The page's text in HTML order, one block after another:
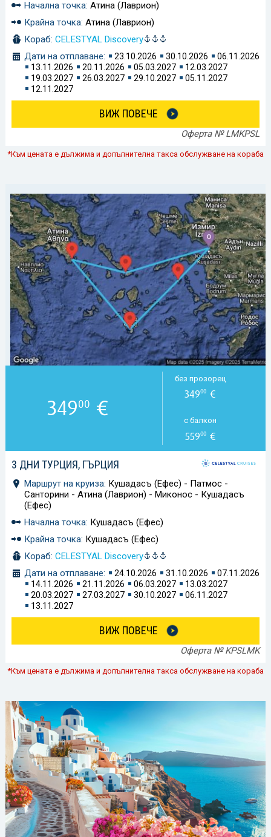
Начална точка: Атина (Лаврион)
Крайна точка: Атина (Лаврион)
Кораб: CELESTYAL Discovery
Дати на отплаване:
23.10.2026 30.10.2026
06.11.2026
13.11.2026
20.11.2026 05.03.2027
12.03.2027
19.03.2027
26.03.2027 29.10.2027
05.11.2027
12.11.2027
ВИЖ ПОВЕЧЕ
Оферта № LMKPSL
*Към цената е дължима и допълнителна такса обслужване на кораба
3 ДНИ ТУРЦИЯ, ГЪРЦИЯ
Маршрут на круиза: Кушадасъ (Ефес) - Патмос -
Санторини - Атина (Лаврион) - Миконос - Кушадасъ
(Ефес)
Начална точка: Кушадасъ (Ефес)
Крайна точка: Кушадасъ (Ефес)
Кораб: CELESTYAL Discovery
Дати на отплаване:
24.10.2026 31.10.2026
07.11.2026
14.11.2026
21.11.2026 06.03.2027
13.03.2027
20.03.2027
27.03.2027 30.10.2027
06.11.2027
13.11.2027
ВИЖ ПОВЕЧЕ
Оферта № KPSLMK
34900 €
без прозорец
34900 €
с балкон
55900€
*Към цената е дължима и допълнителна такса обслужване на кораба